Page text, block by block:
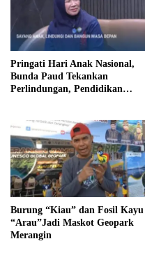
Pringati Hari Anak Nasional,
Bunda Paud Tekankan
Perlindungan, Pendidikan
Burung “Kiau” dan Fosil Kayu
“Arau”Jadi Maskot Geopark
Merangin